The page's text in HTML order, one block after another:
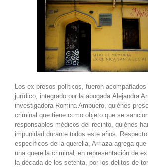
Los ex presos políticos, fueron acompañados
jurídico, integrado por la abogada Alejandra
investigadora Romina Ampuero, quiénes
criminal que tiene como objeto que se
responsables médicos del recinto, quiénes
impunidad durante todos este años.
específicos de la querella, Arriaza agrega que
una querella criminal, en representación de
la década de los setenta, por los delitos de